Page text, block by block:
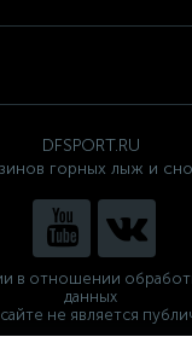
DFSPORT.RU
горных лыж и
в отношении
данных
не является